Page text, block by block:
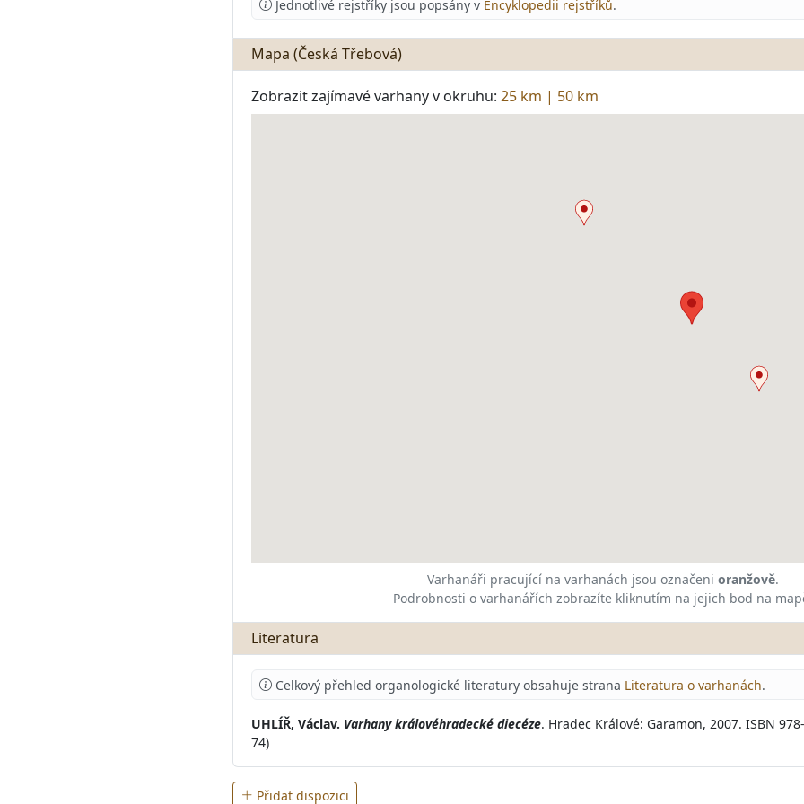
Jednotlivé rejstříky jsou popsány v Encyklopedii rejstříků.
Mapa (Česká Třebová)
Zobrazit zajímavé varhany v okruhu: 25 km | 50 km
Varhanáři pracující na varhanách jsou označeni oranžově.
Podrobnosti o varhanářích zobrazíte kliknutím na jejich bod na
Literatura
Celkový přehled organologické literatury obsahuje strana Literatura o varhanách.
UHLÍŘ, Václav. Varhany královéhradecké diecéze. Hradec Králové: Garamon, 2007. ISBN
74)
Přidat dispozici